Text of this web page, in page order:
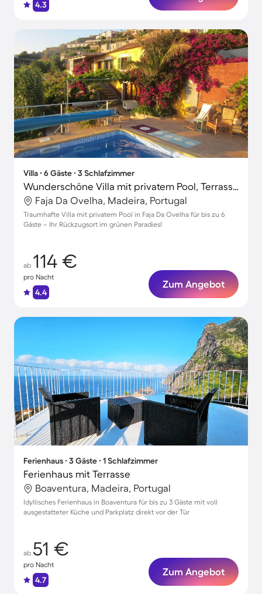
4.3
Villa ∙ 6 Gäste ∙ 3 Schlafzimmer
Wunderschöne Villa mit privatem Pool, Terrasse und Garten
Faja Da Ovelha, Madeira, Portugal
Traumhafte Villa mit privatem Pool in Faja Da Ovelha für bis zu 6
Gäste – Ihr Rückzugsort im grünen Paradies!
ab 114 €
pro Nacht
4.4
Zum Angebot
Ferienhaus ∙ 3 Gäste ∙ 1 Schlafzimmer
Ferienhaus mit Terrasse
Boaventura, Madeira, Portugal
Idyllisches Ferienhaus in Boaventura für bis zu 3 Gäste mit voll
ausgestatteter Küche und Parkplatz direkt vor der Tür
ab 51 €
pro Nacht
4.7
Zum Angebot